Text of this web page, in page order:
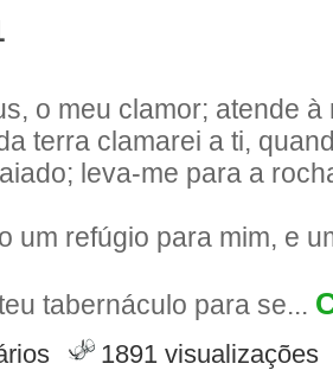
o meu clamor; atende à
terra clamarei a ti,
leva-me para a
um refúgio para mim, e
tabernáculo para se...
1891 visualizações